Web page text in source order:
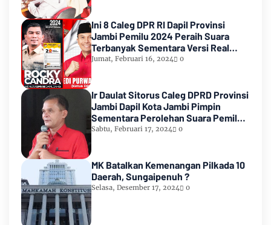
Ini 8 Caleg DPR RI Dapil Provinsi
Jambi Pemilu 2024 Peraih Suara
Terbanyak Sementara Versi Real
Count KPU RI
Jumat, Februari 16, 2024 0
Ir Daulat Sitorus Caleg DPRD Provinsi
Jambi Dapil Kota Jambi Pimpin
Sementara Perolehan Suara Pemilu
2024
Sabtu, Februari 17, 2024 0
MK Batalkan Kemenangan Pilkada 10
Daerah, Sungaipenuh ?
Selasa, Desember 17, 2024 0